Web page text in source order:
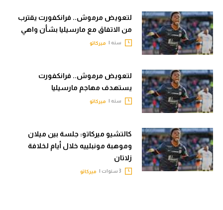
تحليل في الجول
حكايات في الجول
كويز في الجول
فيديو في الجول
لتعويض مرموش.. فرانكفورت يقترب
من الاتفاق مع مارسيليا بشأن واهي
سنه | ميركاتو
لتعويض مرموش.. فرانكفورت
يستهدف مهاجم مارسيليا
سنه | ميركاتو
كالتشيو ميركاتو: جلسة بين ميلان
وموهبة مونبلييه خلال أيام لخلافة
زلاتان
ميركاتو